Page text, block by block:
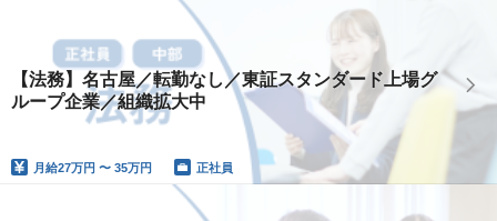
【法務】名古屋／転勤なし／東証スタンダード上場グ
ループ企業／組織拡大中
月給27万円 〜 35万円 正社員